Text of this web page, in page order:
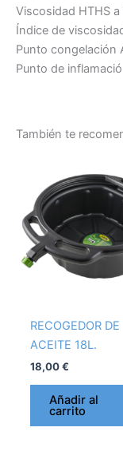
Viscosidad HTHS a
Índice de
Punto congelación
Punto de
También te
RECOGEDOR DE
ACEITE 18L.
18,00€
Añadir al
carrito